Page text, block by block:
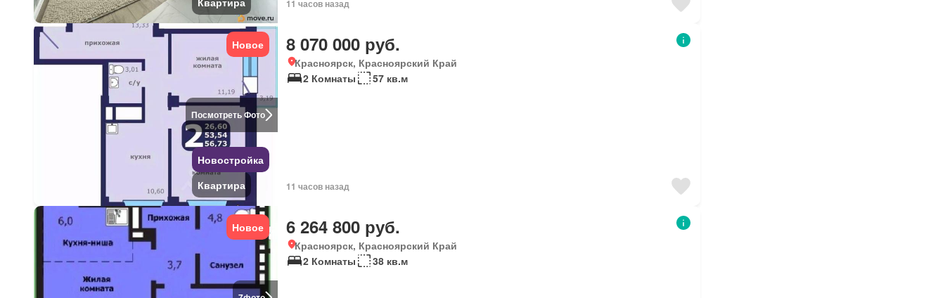
11 часов назад
Посмотреть Фото
Новое
Новостройка
Квартира
8 070 000 руб.
Красноярск, Красноярский Край
2 Комнаты
57 кв.м
11 часов назад
Новое 6 264 800 руб.
Красноярск, Красноярский Край
2 Комнаты
38 кв.м